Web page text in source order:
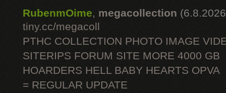
RubenmOime, megacollection
tiny.cc/megacoll
PTHC COLLECTION PHOTO IMAGE
SITERIPS FORUM SITE MORE 4000 GB
HOARDERS HELL BABY HEARTS OPVA
= REGULAR UPDATE